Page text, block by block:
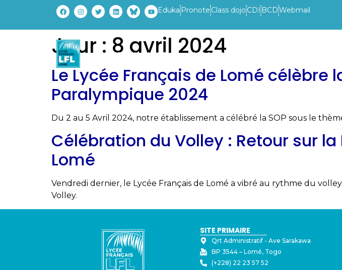
Eduka Pronote Class dojo CDI BCDWebmail
ETABLISSEMENT PARCOURS
Jour : 8 avril 2024
Le Lycée Français de Lomé
Paralympique 2024
Du 2 au 5 Avril 2024, notre établissement a célébré la SOP sous le
Célébration du Volley : Retour sur
Lomé
Vendredi dernier, le Lycée Français de Lomé a vibré au rythme du
Volley.
SITE PRIMAIRE
Qrt Administratif - ⁠Ave Sarakawa
BP 3544 – Lomé, Togo
(+228) 22 23 57 52